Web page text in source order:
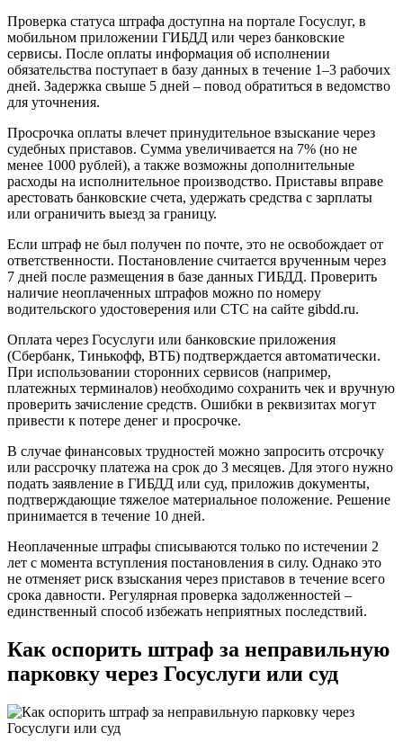
Проверка статуса штрафа доступна на портале Госуслуг, в
мобильном приложении ГИБДД или через банковские
сервисы. После оплаты информация об исполнении
обязательства поступает в базу данных в течение 1–3 рабочих
дней. Задержка свыше 5 дней – повод обратиться в ведомство
для уточнения.
Просрочка оплаты влечет принудительное взыскание через
судебных приставов. Сумма увеличивается на 7% (но не
менее 1000 рублей), а также возможны дополнительные
расходы на исполнительное производство. Приставы вправе
арестовать банковские счета, удержать средства с зарплаты
или ограничить выезд за границу.
Если штраф не был получен по почте, это не освобождает от
ответственности. Постановление считается врученным через
7 дней после размещения в базе данных ГИБДД. Проверить
наличие неоплаченных штрафов можно по номеру
водительского удостоверения или СТС на сайте gibdd.ru.
Оплата через Госуслуги или банковские приложения
(Сбербанк, Тинькофф, ВТБ) подтверждается автоматически.
При использовании сторонних сервисов (например,
платежных терминалов) необходимо сохранить чек и вручную
проверить зачисление средств. Ошибки в реквизитах могут
привести к потере денег и просрочке.
В случае финансовых трудностей можно запросить отсрочку
или рассрочку платежа на срок до 3 месяцев. Для этого нужно
подать заявление в ГИБДД или суд, приложив документы,
подтверждающие тяжелое материальное положение. Решение
принимается в течение 10 дней.
Неоплаченные штрафы списываются только по истечении 2
лет с момента вступления постановления в силу. Однако это
не отменяет риск взыскания через приставов в течение всего
срока давности. Регулярная проверка задолженностей –
единственный способ избежать неприятных последствий.
Как оспорить штраф за неправильную
парковку через Госуслуги или суд